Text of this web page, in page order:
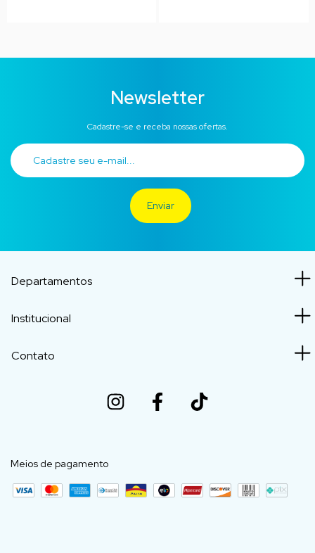
Newsletter
Cadastre-se e receba nossas ofertas.
Departamentos
Institucional
Contato
Meios de pagamento